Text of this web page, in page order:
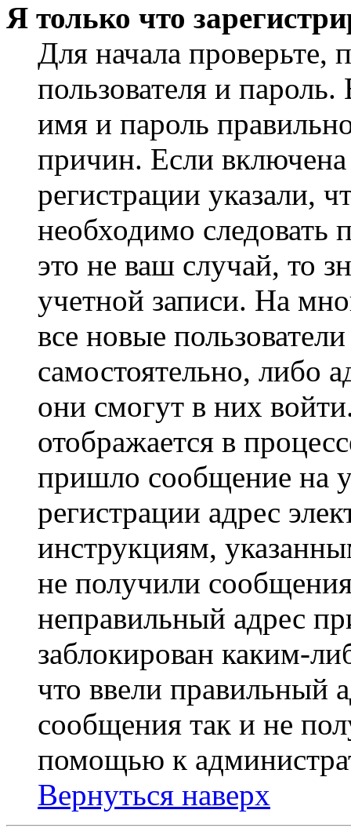
Я только что
Для начала проверьте,
пользователя и
имя и пароль
причин. Если
регистрации указали,
необходимо
это не ваш случай, то
учетной записи. На
все новые
самостоятельно, либо
они смогут в них
отображается в
пришло сообщение на
регистрации адрес
инструкциям,
не получили
неправильный адрес
заблокирован каким-
что ввели правильный
сообщения так и не
помощью к
Вернуться наверх